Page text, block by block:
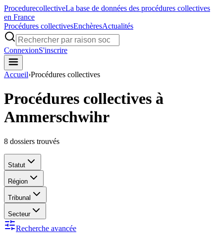
ProcedurecollectiveLa base de données des procédures collectives
en France
Procédures collectivesEnchèresActualités
ConnexionS'inscrire
Accueil›Procédures collectives
Procédures collectives à
Ammerschwihr
8 dossiers trouvés
Statut
Région
Tribunal
Secteur
Recherche avancée